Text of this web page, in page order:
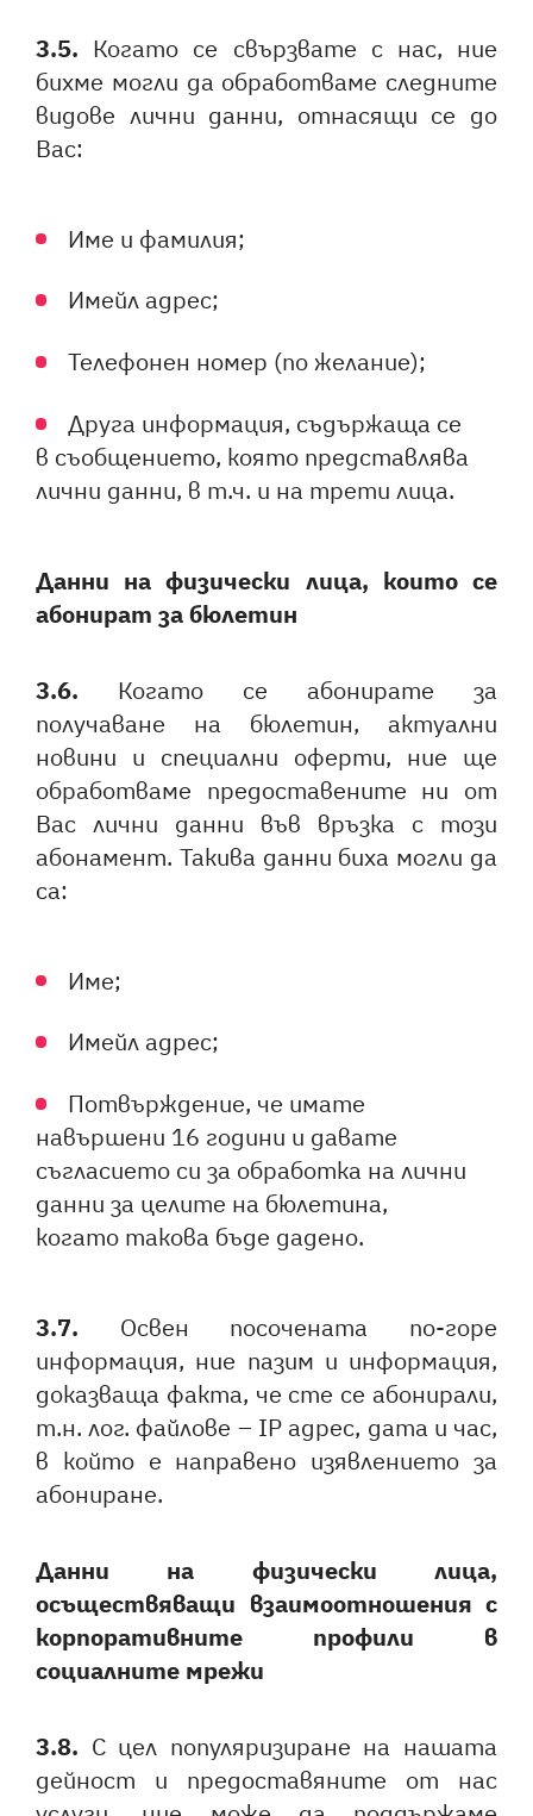
3.5. Когато се свързвате с нас, ние
бихме могли да обработваме следните
видове лични данни, отнасящи се до
Вас:
Име и фамилия;
Имейл адрес;
Телефонен номер (по желание);
Друга информация, съдържаща се
в съобщението, която представлява
лични данни, в т.ч. и на трети лица.
Данни на физически лица, които се
абонират за бюлетин
3.6. Когато се абонирате за
получаване на бюлетин, актуални
новини и специални оферти, ние ще
обработваме предоставените ни от
Вас лични данни във връзка с този
абонамент. Такива данни биха могли да
са:
Име;
Имейл адрес;
Потвърждение, че имате
навършени 16 години и давате
съгласието си за обработка на лични
данни за целите на бюлетина,
когато такова бъде дадено.
3.7. Освен посочената по-горе
информация, ние пазим и информация,
доказваща факта, че сте се абонирали,
т.н. лог. файлове – IP адрес, дата и час,
в който е направено изявлението за
абониране.
Данни на физически лица,
осъществяващи взаимоотношения с
корпоративните профили в
социалните мрежи
3.8. С цел популяризиране на нашата
дейност и предоставяните от нас